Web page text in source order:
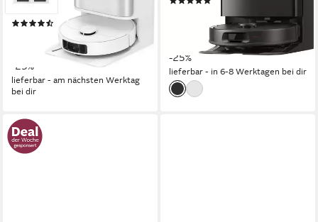
0,32 l Größe Staubbehälter
(115)
ab 449,00 € UVP599,00 €
mtl. in 36 Raten
-25%
lieferbar - am nächsten Werktag
bei dir
UVP589,00 €
nur diesen Monat
mtl. in 36 Raten
-25%
lieferbar - in 6-8 Werktagen bei dir